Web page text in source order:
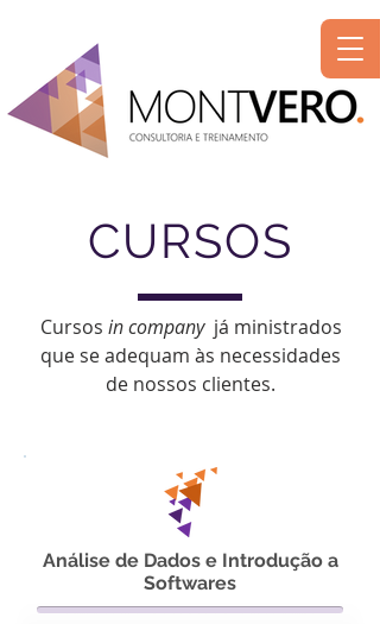
CURSOS
Cursos in companyjá ministrados
que se adequam às necessidades
de nossos clientes.
Análise de Dados e Introdução a
Softwares